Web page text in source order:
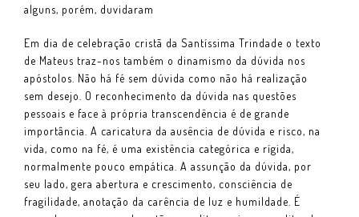
alguns, porém, duvidaram
Em dia de celebração cristã da Santíssima Trindade o texto
de Mateus traz-nos também o dinamismo da dúvida nos
apóstolos. Não há fé sem dúvida como não há realização
sem desejo. O reconhecimento da dúvida nas questões
pessoais e face à própria transcendência é de grande
importância. A caricatura da ausência de dúvida e risco, na
vida, como na fé, é uma existência categórica e rígida,
normalmente pouco empática. A assunção da dúvida, por
seu lado, gera abertura e crescimento, consciência de
fragilidade, anotação da carência de luz e humildade. É